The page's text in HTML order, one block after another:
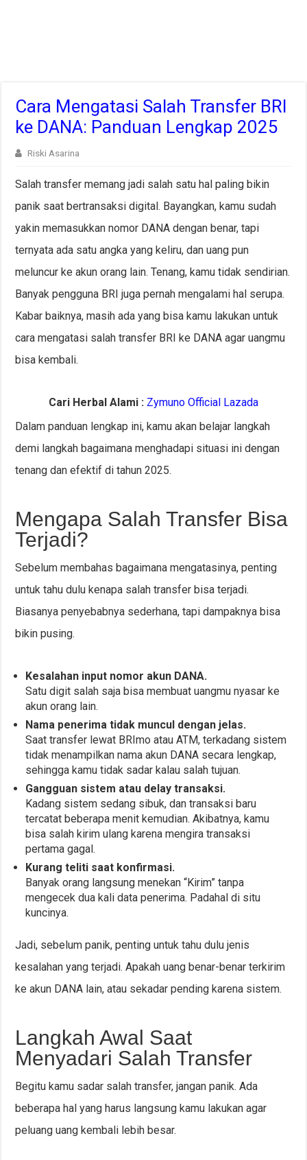
Cara Mengatasi Salah Transfer BRI
ke DANA: Panduan Lengkap 2025
Riski Asarina
Salah transfer memang jadi salah satu hal paling bikin
panik saat bertransaksi digital. Bayangkan, kamu sudah
yakin memasukkan nomor DANA dengan benar, tapi
ternyata ada satu angka yang keliru, dan uang pun
meluncur ke akun orang lain. Tenang, kamu tidak sendirian.
Banyak pengguna BRI juga pernah mengalami hal serupa.
Kabar baiknya, masih ada yang bisa kamu lakukan untuk
cara mengatasi salah transfer BRI ke DANA agar uangmu
bisa kembali.
Cari Herbal Alami : Zymuno Official Lazada
Dalam panduan lengkap ini, kamu akan belajar langkah
demi langkah bagaimana menghadapi situasi ini dengan
tenang dan efektif di tahun 2025.
Mengapa Salah Transfer Bisa
Terjadi?
Sebelum membahas bagaimana mengatasinya, penting
untuk tahu dulu kenapa salah transfer bisa terjadi.
Biasanya penyebabnya sederhana, tapi dampaknya bisa
bikin pusing.
Kesalahan input nomor akun DANA.
Satu digit salah saja bisa membuat uangmu nyasar ke
akun orang lain.
Nama penerima tidak muncul dengan jelas.
Saat transfer lewat BRImo atau ATM, terkadang sistem
tidak menampilkan nama akun DANA secara lengkap,
sehingga kamu tidak sadar kalau salah tujuan.
Gangguan sistem atau delay transaksi.
Kadang sistem sedang sibuk, dan transaksi baru
tercatat beberapa menit kemudian. Akibatnya, kamu
bisa salah kirim ulang karena mengira transaksi
pertama gagal.
Kurang teliti saat konfirmasi.
Banyak orang langsung menekan “Kirim” tanpa
mengecek dua kali data penerima. Padahal di situ
kuncinya.
Jadi, sebelum panik, penting untuk tahu dulu jenis
kesalahan yang terjadi. Apakah uang benar-benar terkirim
ke akun DANA lain, atau sekadar pending karena sistem.
Langkah Awal Saat
Menyadari Salah Transfer
Begitu kamu sadar salah transfer, jangan panik. Ada
beberapa hal yang harus langsung kamu lakukan agar
peluang uang kembali lebih besar.